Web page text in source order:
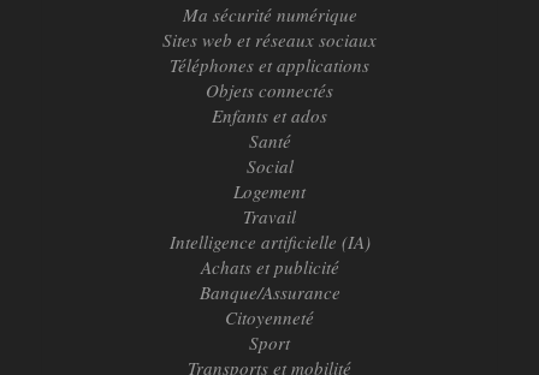
Ma sécurité numérique
Sites web et réseaux sociaux
Téléphones et applications
Objets connectés
Enfants et ados
Santé
Social
Logement
Travail
Intelligence artificielle (IA)
Achats et publicité
Banque/Assurance
Citoyenneté
Sport
Transports et mobilité